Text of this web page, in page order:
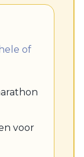
of
voor